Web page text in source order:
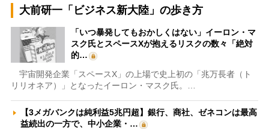
大前研一「ビジネス新大陸」の歩き方
「いつ暴発してもおかしくはない」イーロン・マ
スク氏とスペースXが抱えるリスクの数々「絶対
的…
宇宙開発企業「スペースX」の上場で史上初の「兆万長者（ト
リリオネア）」となったイーロン・マスク氏。…
【3メガバンクは純利益5兆円超】銀行、商社、ゼネコンは最高
益続出の一方で、中小企業・…